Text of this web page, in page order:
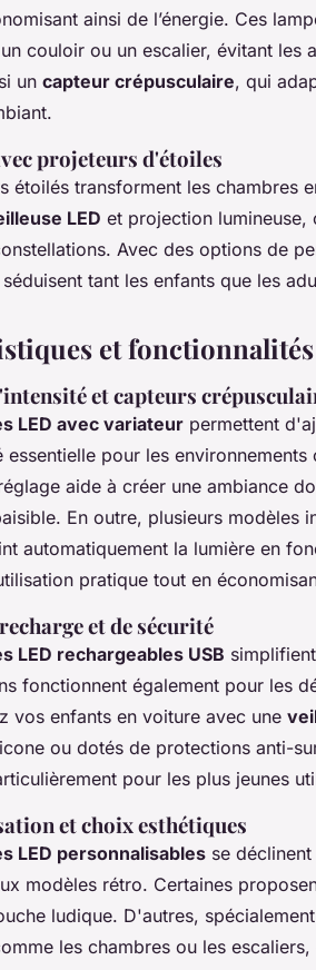
ainsi de l’énergie. Ces
couloir ou un escalier, évitant les
un capteur crépusculaire, qui
projeteurs d'étoiles
étoilés transforment les chambres
LED et projection
Avec des options de
tant les enfants que les
et
et capteurs
LED avec variateur permettent
essentielle pour les
aide à créer une ambiance
En outre, plusieurs modèles
automatiquement la lumière en
pratique tout en
et de sécurité
LED rechargeables USB
fonctionnent également pour les
vos enfants en voiture avec une
ou dotés de protections anti-
pour les plus jeunes
et choix esthétiques
LED personnalisables se
modèles rétro. Certaines
ludique. D'autres,
les chambres ou les